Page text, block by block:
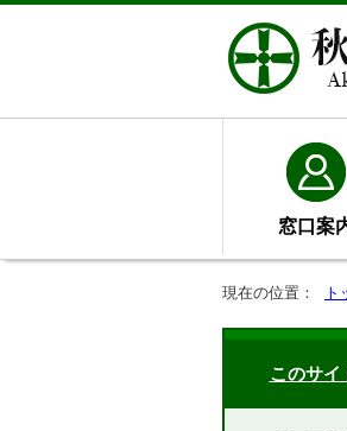
窓口案
現在の位置： ト
このサイ